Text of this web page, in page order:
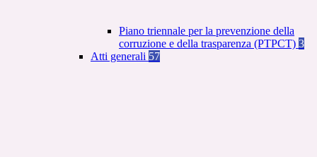
Piano triennale per la prevenzione della
corruzione e della trasparenza (PTPCT) 3
Atti generali 57